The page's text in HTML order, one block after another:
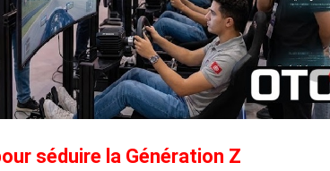
séduire la Génération Z